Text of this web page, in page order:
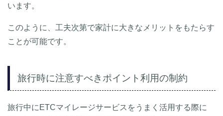
います。
このように、工夫次第で家計に大きなメリットをもたらす
ことが可能です。
旅行時に注意すべきポイント利用の制約
旅行中にETCマイレージサービスをうまく活用する際に